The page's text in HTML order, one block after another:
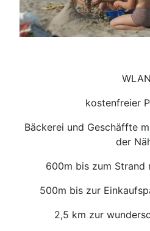
WLAN
kostenfreier
Bäckerei und Geschäffte
der
600m bis zum Strand
500m bis zur
2,5 km zur